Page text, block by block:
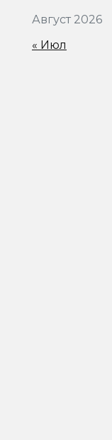
Август 2026
« Июл